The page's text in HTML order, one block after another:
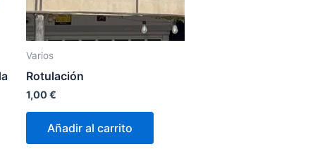
Varios
Rotulación
1,00€
Añadir al carrito